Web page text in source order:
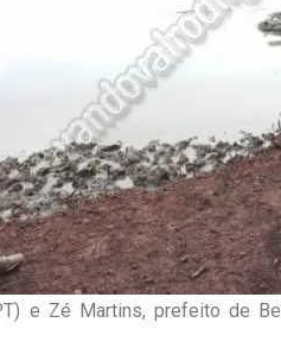
e Zé Martins, prefeito de